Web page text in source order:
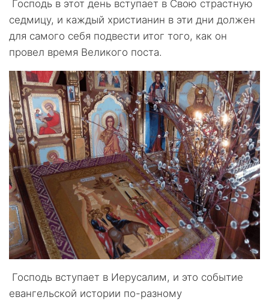
Господь в этот день вступает в Свою страстную
седмицу, и каждый христианин в эти дни должен
для самого себя подвести итог того, как он
провел время Великого поста.
Господь вступает в Иерусалим, и это событие
евангельской истории по-разному